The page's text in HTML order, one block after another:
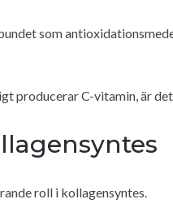
som
producerar C-vitamin, är
roll i kollagensyntes.